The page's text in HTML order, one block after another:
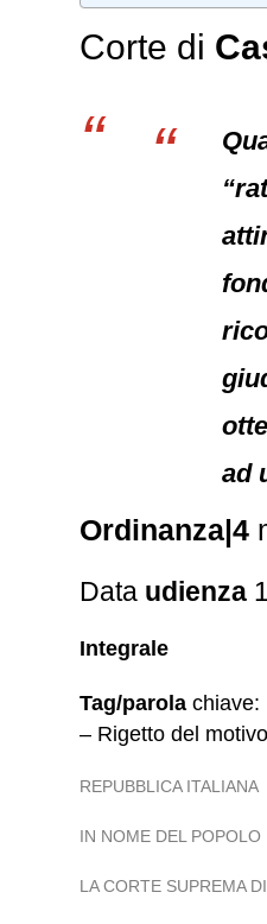
Corte di
ad
Ordinanza|4
Data udienza
Integrale
Tag/parola chiave:
– Rigetto del
REPUBBLICA ITALIANA
IN NOME DEL POPOLO
LA CORTE SUPREMA